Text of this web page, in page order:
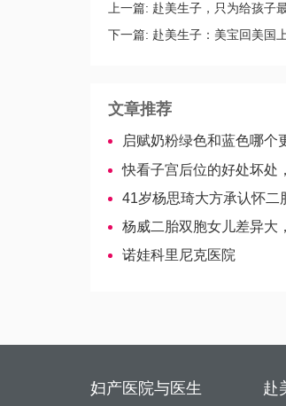
上一篇: 赴美生子，只为给孩子
下一篇: 赴美生子：美宝回美国
文章推荐
启赋奶粉绿色和蓝色哪个
快看子宫后位的好处坏处，
41岁杨思琦大方承认怀二胎，
杨威二胎双胞女儿差异大
诺娃科里尼克医院
妇产医院与医生 赴